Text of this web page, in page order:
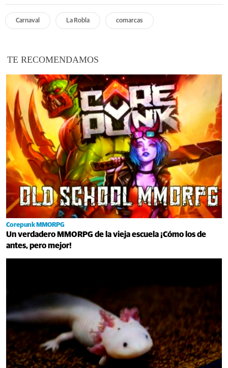
Carnaval La Robla comarcas
TE RECOMENDAMOS
Corepunk MMORPG
Un verdadero MMORPG de la vieja escuela ¡Cómo los de
antes, pero mejor!